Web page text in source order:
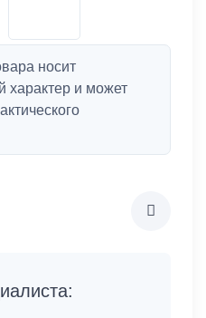
носит
характер и может